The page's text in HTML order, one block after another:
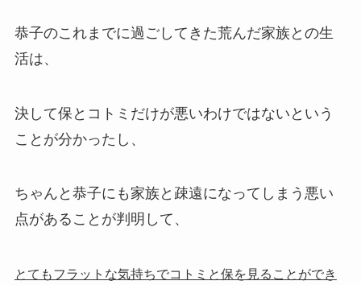
恭子のこれまでに過ごしてきた荒んだ家族との生
活は、
決して保とコトミだけが悪いわけではないという
ことが分かったし、
ちゃんと恭子にも家族と疎遠になってしまう悪い
点があることが判明して、
とてもフラットな気持ちでコトミと保を見ることができ